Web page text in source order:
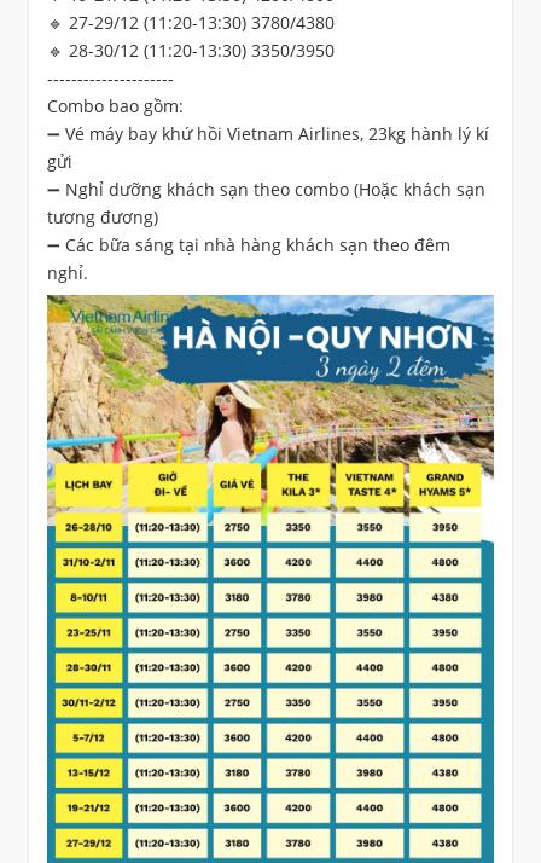
🔹 27-29/12 (11:20-13:30) 3780/4380
🔹 28-30/12 (11:20-13:30) 3350/3950
---------------------
Combo bao gồm:
➖ Vé máy bay khứ hồi Vietnam Airlines, 23kg hành lý kí
gửi
➖ Nghỉ dưỡng khách sạn theo combo (Hoặc khách sạn
tương đương)
➖ Các bữa sáng tại nhà hàng khách sạn theo đêm
nghỉ.